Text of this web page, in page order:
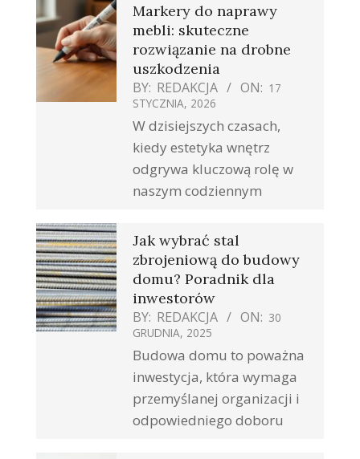
Markery do naprawy
mebli: skuteczne
rozwiązanie na drobne
uszkodzenia
BY: REDAKCJA ON: 17
STYCZNIA, 2026
W dzisiejszych czasach,
kiedy estetyka wnętrz
odgrywa kluczową rolę w
naszym codziennym
Jak wybrać stal
zbrojeniową do budowy
domu? Poradnik dla
inwestorów
BY: REDAKCJA ON: 30
GRUDNIA, 2025
Budowa domu to poważna
inwestycja, która wymaga
przemyślanej organizacji i
odpowiedniego doboru